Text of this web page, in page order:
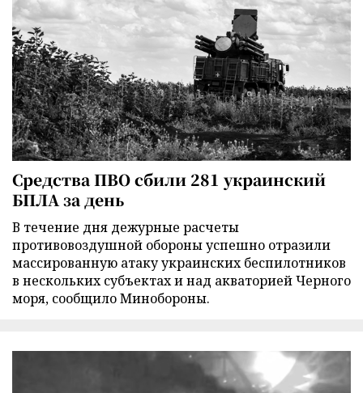
Средства ПВО сбили 281 украинский
БПЛА за день
В течение дня дежурные расчеты
противовоздушной обороны успешно отразили
массированную атаку украинских беспилотников
в нескольких субъектах и над акваторией Черного
моря, сообщило Минобороны.